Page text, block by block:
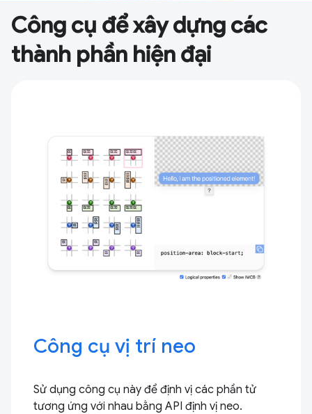
Công cụ để xây dựng các
thành phần hiện đại
Công cụ vị trí neo
Sử dụng công cụ này để định vị các phần tử
tương ứng với nhau bằng API định vị neo.